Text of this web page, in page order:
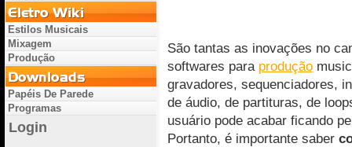
São tantas as inovações no
softwares para produção
gravadores, sequenciadores,
de áudio, de partituras, de
usuário pode acabar ficando
Portanto, é importante saber
Estilos Musicais
Mixagem
Produção
Papéis De Parede
Programas
Login